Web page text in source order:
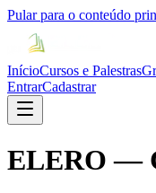
Pular para o conteúdo
InícioCursos e Palestras
EntrarCadastrar
ELERO —